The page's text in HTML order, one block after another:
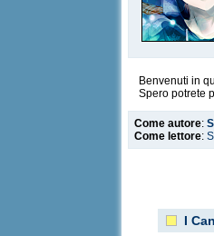
Benvenuti in
Spero potrete
Come autore:
Come lettore:
I